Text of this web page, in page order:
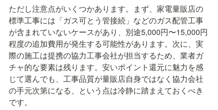
ただし注意点がいくつかあります。まず、家電量販店の
標準工事には「ガス可とう管接続」などのガス配管工事
が含まれていないケースがあり、別途5,000円〜15,000円
程度の追加費用が発生する可能性があります。次に、実
際の施工は提携の協力工事会社が担当するため、業者ガ
チャ的な要素は残ります。安いポイント還元に魅力を感
じて選んでも、工事品質が量販店自身ではなく協力会社
の手元次第になる、という点は冷静に踏まえておくべき
です。